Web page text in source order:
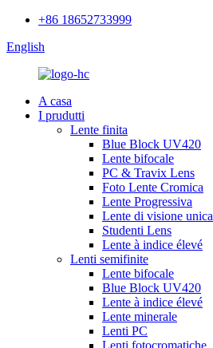
+86 18652733999
English
A casa
I prudutti
Lente finita
Blue Block UV420
Lente bifocale
PC & Travix Lens
Foto Lente Cromica
Lente Progressiva
Lente di visione unica
Studenti Lens
Lente à indice élevé
Lenti semifinite
Lente bifocale
Blue Block UV420
Lente à indice élevé
Lente minerale
Lenti PC
Lenti fotocromatiche